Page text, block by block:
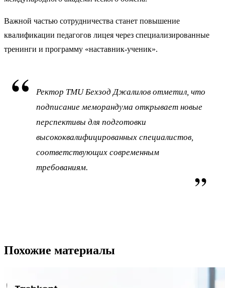
Важной частью сотрудничества станет повышение
квалификации педагогов лицея через специализированные
тренинги и программу «наставник-ученик».
Ректор TMU Бехзод Джалилов отметил, что
подписание меморандума открывает новые
перспективы для подготовки
высококвалифицированных специалистов,
соответствующих современным
требованиям.
Похожие материалы